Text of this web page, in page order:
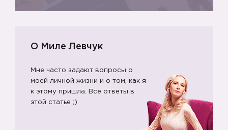
О Миле Левчук
Мне часто задают вопросы о
моей личной жизни и о том, как я
к этому пришла. Все ответы в
этой статье ;)